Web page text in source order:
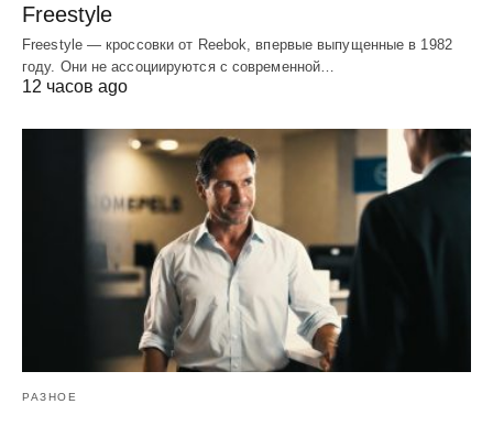
Freestyle
Freestyle — кроссовки от Reebok, впервые выпущенные в 1982
году. Они не ассоциируются с современной…
12 часов ago
РАЗНОЕ